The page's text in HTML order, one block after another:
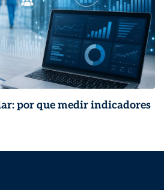
por que medir indicadores